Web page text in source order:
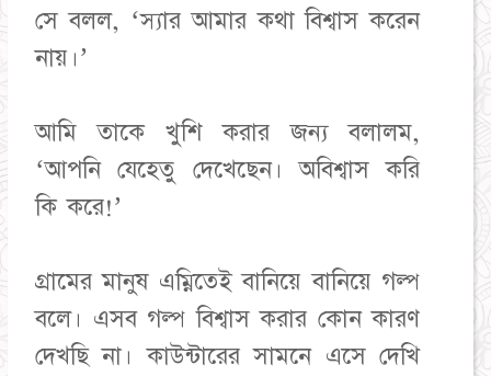
সে বলল, ‘স্যার আমার কথা বিশ্বাস করেন
নায়।’
আমি তাকে খুশি করার জন্য বলালম,
‘আপনি যেহেতু দেখেছেন। অবিশ্বাস করি
কি করে!’
গ্রামের মানুষ এম্নিতেই বানিয়ে বানিয়ে গল্প
বলে। এসব গল্প বিশ্বাস করার কোন কারণ
দেখছি না। কাউন্টারের সামনে এসে দেখি